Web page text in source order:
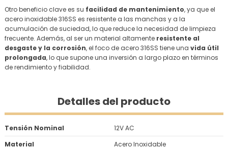
Otro beneficio clave es su facilidad de mantenimiento, ya que el
acero inoxidable 316SS es resistente a las manchas y a la
acumulación de suciedad, lo que reduce la necesidad de limpieza
frecuente. Además, al ser un material altamente resistente al
desgaste y la corrosión, el foco de acero 316SS tiene una vida útil
prolongada, lo que supone una inversión a largo plazo en términos
de rendimiento y fiabilidad.
Detalles del producto
Tensión Nominal
12V AC
Material
Acero Inoxidable